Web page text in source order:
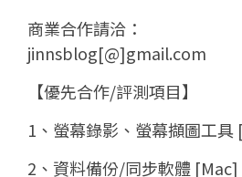
商業合作請洽：
jinnsblog[@]gmail.com
【優先合作/評測項目】
1、螢幕錄影、螢幕擷圖工具
2、資料備份/同步軟體 [Mac]